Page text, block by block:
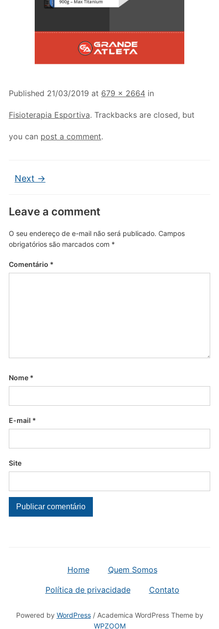
Published 21/03/2019 at 679 × 2664in
Fisioterapia Esportiva. Trackbacks are closed, but
you can post a comment.
Next →
Leave a comment
O seu endereço de e-mail não será publicado. Campos
obrigatórios são marcados com *
Comentário *
Nome *
E-mail *
Site
Home Quem Somos
Política de privacidade Contato
Powered by WordPress/ Academica WordPress Theme by
WPZOOM